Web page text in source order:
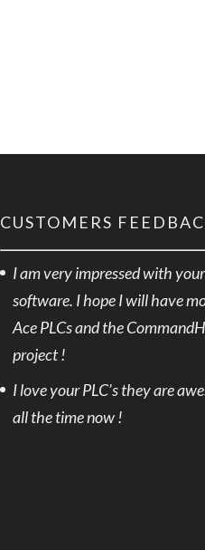
CUSTOMERS
I am very impressed with
software. I hope I will have
Ace PLCs and the
project !
I love your PLC’s they are
all the time now !